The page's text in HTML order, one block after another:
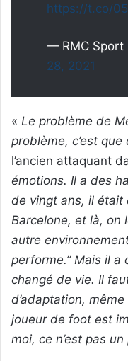
https://t.co/
— RMC Sport
28, 2021
« Le problème de
problème, c’est que
l’ancien attaquant
émotions. Il a des
de vingt ans, il était
Barcelone, et là, on
autre
performe.” Mais il a
changé de vie. Il
d’adaptation, même
joueur de foot est
moi, ce n’est pas